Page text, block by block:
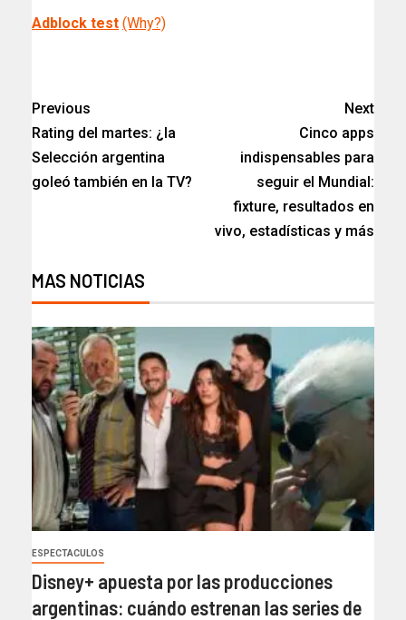
Adblock test (Why?)
Previous
Rating del martes: ¿la
Selección argentina
goleó también en la TV?
Next
Cinco apps
indispensables para
seguir el Mundial:
fixture, resultados en
vivo, estadísticas y más
MAS NOTICIAS
ESPECTACULOS
Disney+ apuesta por las producciones
argentinas: cuándo estrenan las series de